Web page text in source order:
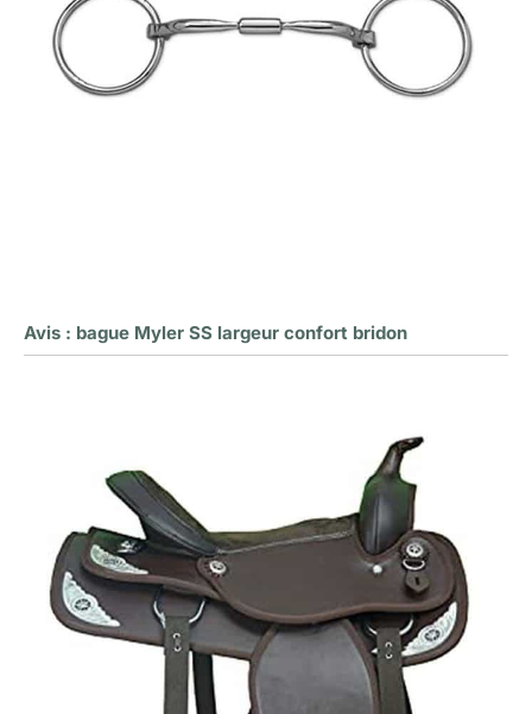
Avis : bague Myler SS largeur confort bridon